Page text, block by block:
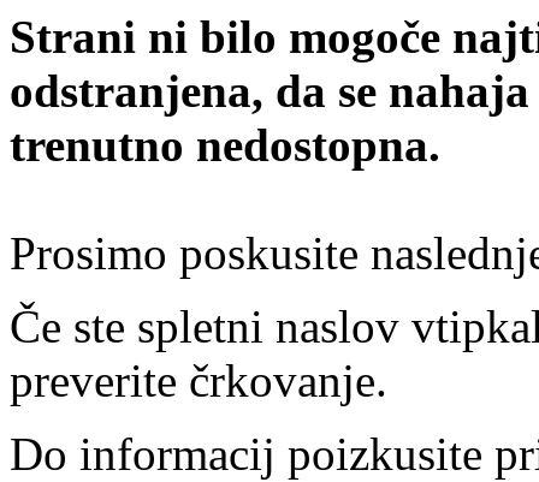
Strani ni bilo mogoče
odstranjena, da se
trenutno nedostopna.
Prosimo poskusite
Če ste spletni naslov
preverite črkovanje.
Do informacij poizkusite